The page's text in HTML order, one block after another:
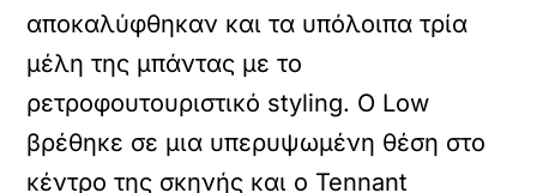
αποκαλύφθηκαν και τα υπόλοιπα τρία
μέλη της μπάντας με το
ρετροφουτουριστικό styling. Ο Low
βρέθηκε σε μια υπερυψωμένη θέση στο
κέντρο της σκηνής και ο Tennant